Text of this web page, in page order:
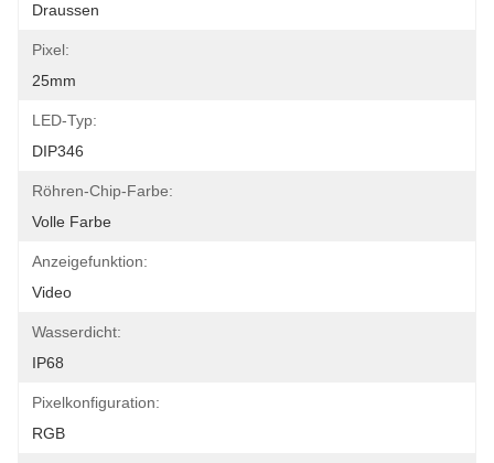
Draussen
Pixel:
25mm
LED-Typ:
DIP346
Röhren-Chip-Farbe:
Volle Farbe
Anzeigefunktion:
Video
Wasserdicht:
IP68
Pixelkonfiguration:
RGB